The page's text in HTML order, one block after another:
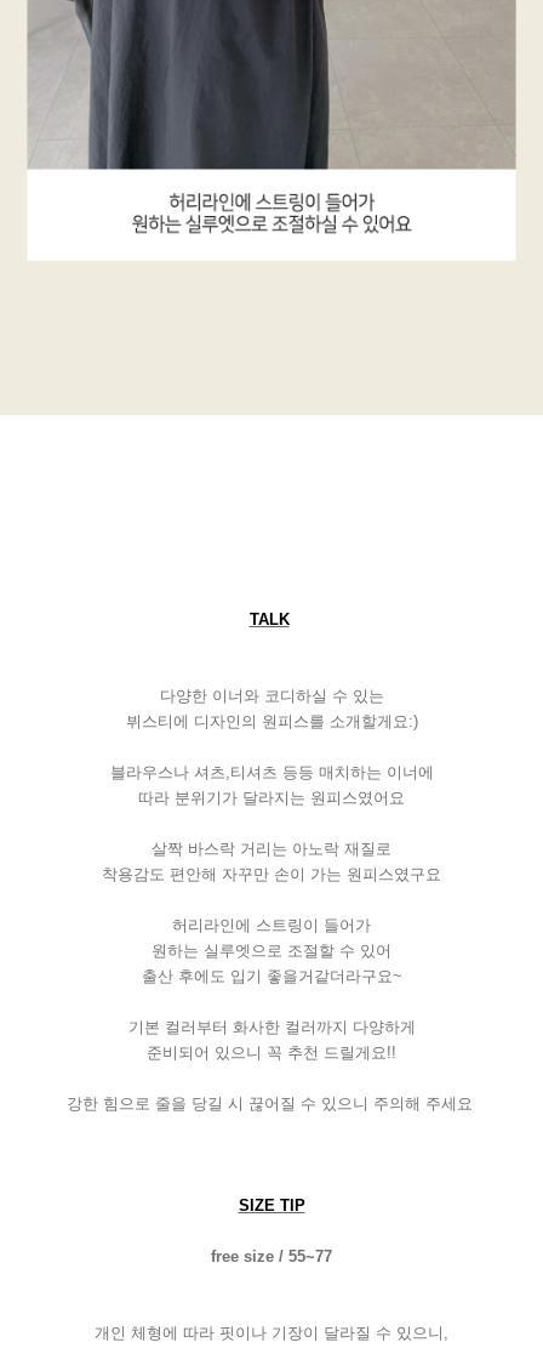
TALK
다양한 이너와 코디하실 수 있는
뷔스티에 디자인의 원피스를 소개할게요:)
블라우스나 셔츠,티셔츠 등등 매치하는 이너에
따라 분위기가 달라지는 원피스였어요
살짝 바스락 거리는 아노락 재질로
착용감도 편안해 자꾸만 손이 가는 원피스였구요
허리라인에 스트링이 들어가
원하는 실루엣으로 조절할 수 있어
출산 후에도 입기 좋을거같더라구요~
기본 컬러부터 화사한 컬러까지 다양하게
준비되어 있으니 꼭 추천 드릴게요!!
강한 힘으로 줄을 당길 시 끊어질 수 있으니 주의해 주세요
SIZE TIP
free size / 55~77
개인 체형에 따라 핏이나 기장이 달라질 수 있으니 ,